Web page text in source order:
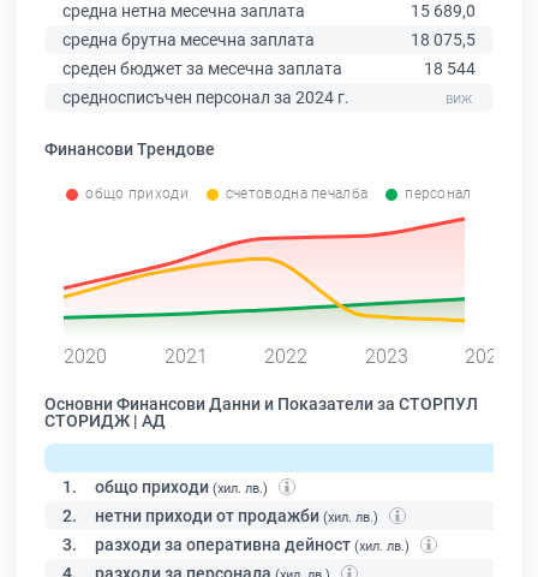
средна нетна месечна заплата
15 689,0
средна брутна месечна заплата
18 075,5
среден бюджет за месечна заплата
18 544
средносписъчен персонал за 2024 г.
Финансови Трендове
общо приходи счетоводна печалба персонал
2020 2021 2022 2023 2024
Основни Финансови Данни и Показатели за СТОРПУЛ
СТОРИДЖ | АД
1. общо приходи (хил. лв.)
2. нетни приходи от продажби (хил. лв.)
3. разходи за оперативна дейност (хил. лв.)